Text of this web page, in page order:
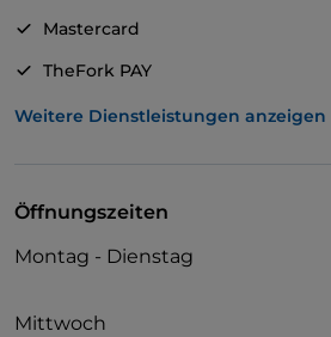
Mastercard
TheFork PAY
UnionPay über TheFork PAY
Weitere Dienstleistungen anzeigen
Öffnungszeiten
Montag - Dienstag
Mittwoch